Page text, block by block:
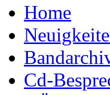
Home
Cd-